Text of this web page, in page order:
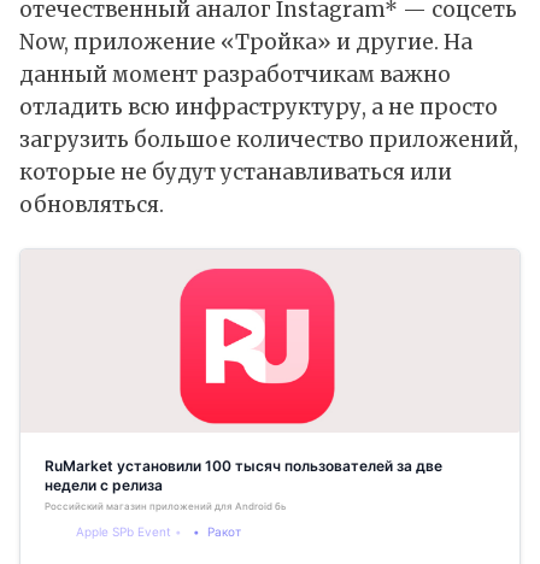
отечественный аналог Instagram* — соцсеть
Now, приложение «Тройка» и другие. На
данный момент разработчикам важно
отладить всю инфраструктуру, а не просто
загрузить большое количество приложений,
которые не будут устанавливаться или
обновляться.
RuMarket установили 100 тысяч пользователей за две
недели с релиза
Российский магазин приложений для Android бьёт рекорды
Apple SPb Event Ракот